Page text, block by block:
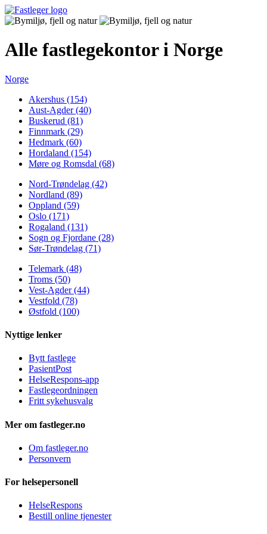
Alle fastlegekontor i Norge
Norge
Akershus (154)
Aust-Agder (40)
Buskerud (81)
Finnmark (29)
Hedmark (60)
Hordaland (154)
Møre og Romsdal (68)
Nord-Trøndelag (42)
Nordland (89)
Oppland (59)
Oslo (171)
Rogaland (131)
Sogn og Fjordane (28)
Sør-Trøndelag (71)
Telemark (48)
Troms (50)
Vest-Agder (44)
Vestfold (78)
Østfold (100)
Nyttige lenker
Bytt fastlege
PasientPost
HelseRespons-app
Fastlegeordningen
Fritt sykehusvalg
Mer om fastleger.no
Om fastleger.no
Personvern
For helsepersonell
HelseRespons
Bestill online tjenester